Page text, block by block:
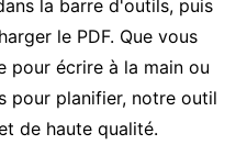
la barre d'outils, puis
le PDF. Que vous
pour écrire à la main ou
pour planifier, notre outil
de haute qualité.